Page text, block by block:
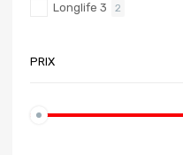
Longlife 3 2
PRIX